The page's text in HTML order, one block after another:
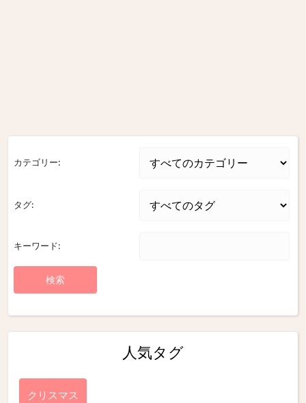
カテゴリー:
タグ:
キーワード:
人気タグ
クリスマス